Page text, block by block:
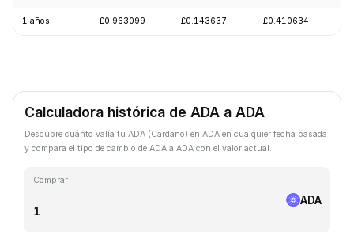
1 años £0.963099 £0.143637 £0.410634
Calculadora histórica de ADA a ADA
Descubre cuánto valía tu ADA (Cardano) en ADA en cualquier fecha pasada
y compara el tipo de cambio de ADA a ADA con el valor actual.
Comprar
ADA